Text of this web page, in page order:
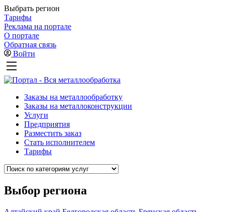
Выбрать регион
Тарифы
Реклама на портале
О портале
Обратная связь
Войти
Заказы на металлообработку
Заказы на металлоконструкции
Услуги
Предприятия
Разместить заказ
Стать исполнителем
Тарифы
Выбор региона